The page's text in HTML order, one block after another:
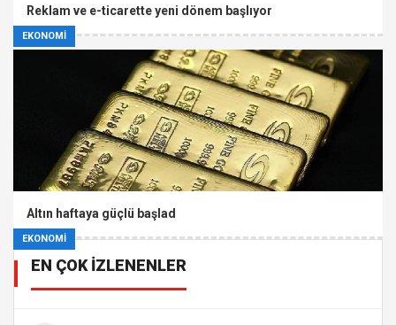
EKONOMİ
Reklam ve e-ticarette yeni dönem başlıyor
EKONOMİ
Altın haftaya güçlü başlad
EN ÇOK İZLENENLER